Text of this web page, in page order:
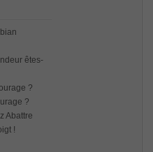
êtes-
?
?
Abattre
!